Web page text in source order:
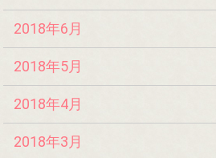
2018年6月
2018年5月
2018年4月
2018年3月